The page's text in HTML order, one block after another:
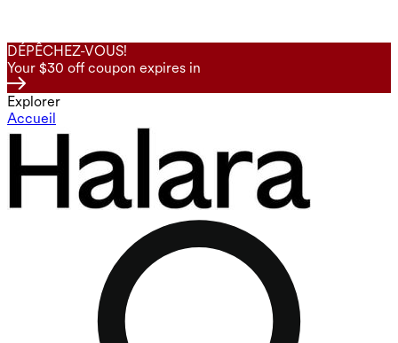
DÉPÊCHEZ-VOUS!
Your $30 off coupon expires in
Explorer
Accueil